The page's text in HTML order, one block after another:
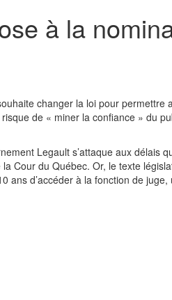
à la
changer la loi pour permettre
de « miner la confiance » du
Legault s’attaque aux délais
Cour du Québec. Or, le texte
d’accéder à la fonction de juge,